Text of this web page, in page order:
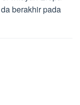
berakhir pada